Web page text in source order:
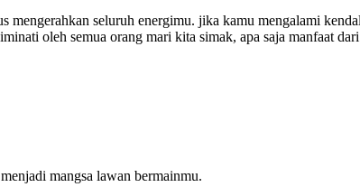
seluruh energimu. jika kamu mengalami
oleh semua orang mari kita simak, apa saja manfaat
mangsa lawan bermainmu.